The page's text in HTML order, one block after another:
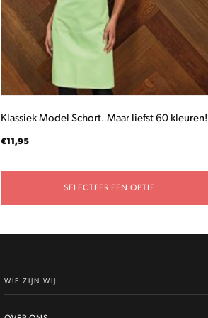
Klassiek Model Schort. Maar liefst 60 kleuren!
€11,95
SELECTEER EEN OPTIE
gekozen
worden
de
productpagina
WIE ZIJN WIJ